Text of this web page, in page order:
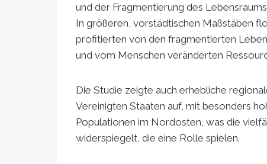
und der Fragmentierung des
In größeren, vorstädtischen Maßstäben
profitierten von den fragmentierten
und vom Menschen veränderten
Die Studie zeigte auch erhebliche
Vereinigten Staaten auf, mit besonders
Populationen im Nordosten, was die
widerspiegelt, die eine Rolle spielen.